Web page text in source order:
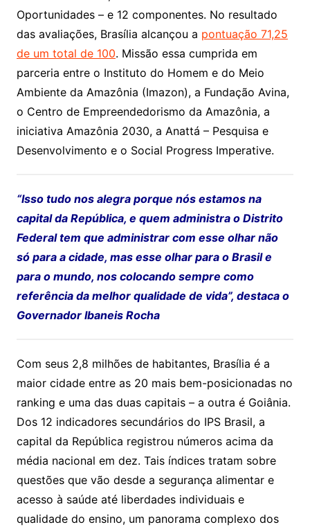
Oportunidades – e 12 componentes. No resultado
das avaliações, Brasília alcançou a pontuação 71,25
de um total de 100. Missão essa cumprida em
parceria entre o Instituto do Homem e do Meio
Ambiente da Amazônia (Imazon), a Fundação Avina,
o Centro de Empreendedorismo da Amazônia, a
iniciativa Amazônia 2030, a Anattá – Pesquisa e
Desenvolvimento e o Social Progress Imperative.
“Isso tudo nos alegra porque nós estamos na
capital da República, e quem administra o Distrito
Federal tem que administrar com esse olhar não
só para a cidade, mas esse olhar para o Brasil e
para o mundo, nos colocando sempre como
referência da melhor qualidade de vida”, destaca o
Governador Ibaneis Rocha
Com seus 2,8 milhões de habitantes, Brasília é a
maior cidade entre as 20 mais bem-posicionadas no
ranking e uma das duas capitais – a outra é Goiânia.
Dos 12 indicadores secundários do IPS Brasil, a
capital da República registrou números acima da
média nacional em dez. Tais índices tratam sobre
questões que vão desde a segurança alimentar e
acesso à saúde até liberdades individuais e
qualidade do ensino, um panorama complexo dos